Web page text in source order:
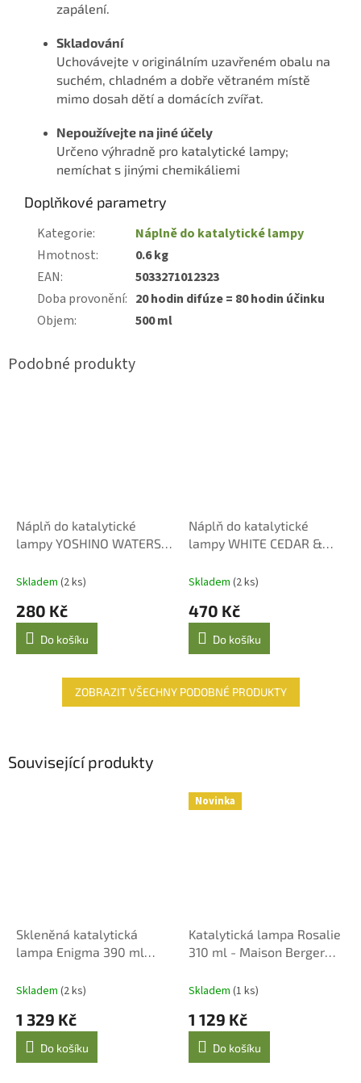
zapálení.
Skladování
Uchovávejte v originálním uzavřeném obalu na
suchém, chladném a dobře větraném místě
mimo dosah dětí a domácích zvířat.
Nepoužívejte na jiné účely
Určeno výhradně pro katalytické lampy;
nemíchat s jinými chemikáliemi
Doplňkové parametry
Kategorie:
Náplně do katalytické lampy
Hmotnost:
0.6 kg
EAN:
5033271012323
Doba provonění: 20 hodin difúze = 80 hodin účinku
Objem: 500 ml
Náplň do katalytické
lampy YOSHINO WATERS
Skladem (2 ks)
280 Kč
Do košíku
Náplň do katalytické
lampy WHITE CEDAR &
Skladem (2 ks)
470 Kč
Do košíku
ZOBRAZIT VŠECHNY PODOBNÉ PRODUKTY
Související produkty
Skleněná katalytická
lampa Enigma 390 ml
Skladem (2 ks)
1 329 Kč
Do košíku
Novinka
Katalytická lampa Rosalie
310 ml - Maison Berger
Skladem (1 ks)
1 129 Kč
Do košíku